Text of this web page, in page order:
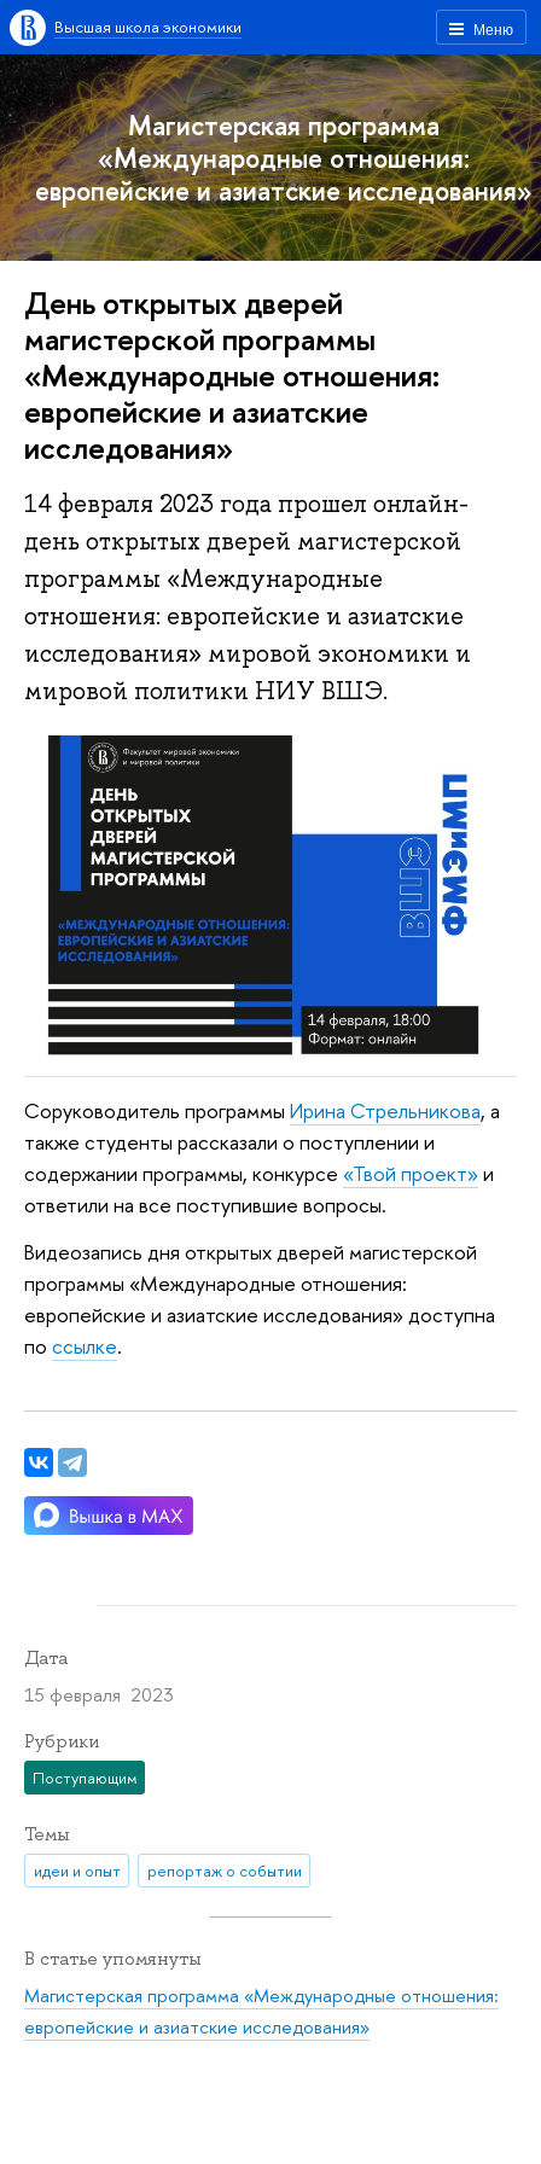
Меню
Высшая школа экономики
Магистерская программа
«Международные отношения:
европейские и азиатские исследования»
День открытых дверей
магистерской программы
«Международные отношения:
европейские и азиатские
исследования»
14 февраля 2023 года прошел онлайн-
день открытых дверей магистерской
программы «Международные
отношения: европейские и азиатские
исследования» мировой экономики и
мировой политики НИУ ВШЭ.
Соруководитель программы Ирина Стрельникова, а
также студенты рассказали о поступлении и
содержании программы, конкурсе «Твой проект»и
ответили на все поступившие вопросы.
Видеозапись дня открытых дверей магистерской
программы «Международные отношения:
европейские и азиатские исследования» доступна
по ссылке.
Дата
15 февраля 2023
Рубрики
Поступающим
Темы
идеи и опыт репортаж о событии
В статье упомянуты
Магистерская программа «Международные отношения:
европейские и азиатские исследования»